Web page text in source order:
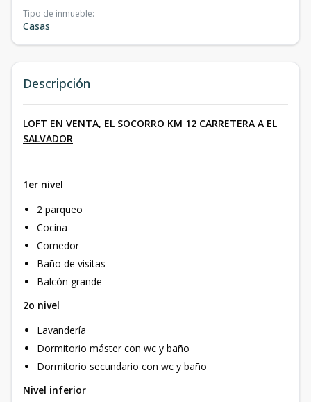
Tipo de inmueble:
Casas
Descripción
LOFT EN VENTA, EL SOCORRO KM 12 CARRETERA A EL
SALVADOR
1er nivel
2 parqueo
Cocina
Comedor
Baño de visitas
Balcón grande
2o nivel
Lavandería
Dormitorio máster con wc y baño
Dormitorio secundario con wc y baño
Nivel inferior